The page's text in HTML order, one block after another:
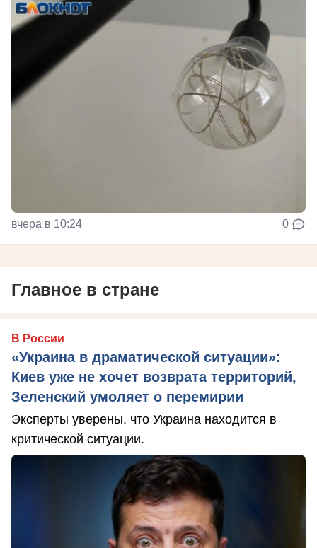
вчера в 10:24 0
Главное в стране
В России
«Украина в драматической ситуации»:
Киев уже не хочет возврата территорий,
Зеленский умоляет о перемирии
Эксперты уверены, что Украина находится в
критической ситуации.